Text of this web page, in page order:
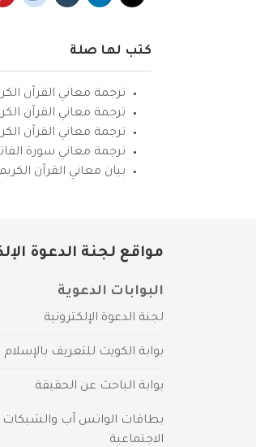
كتب لها صلة
ترجمة معاني القرآن
ترجمة معاني القرآن
ترجمة معاني القرآن
ترجمة معاني سورة
بيان معاني القرآن
مواقع لجنة الدعوة
البوابات الدعوية
لجنة الدعوة الإلكترونية
بوابة الكويت للتعريف بالإسلام
بوابة الباحث عن الحقيقة
بطاقات الواتس آب والشبكات
الاجتماعية